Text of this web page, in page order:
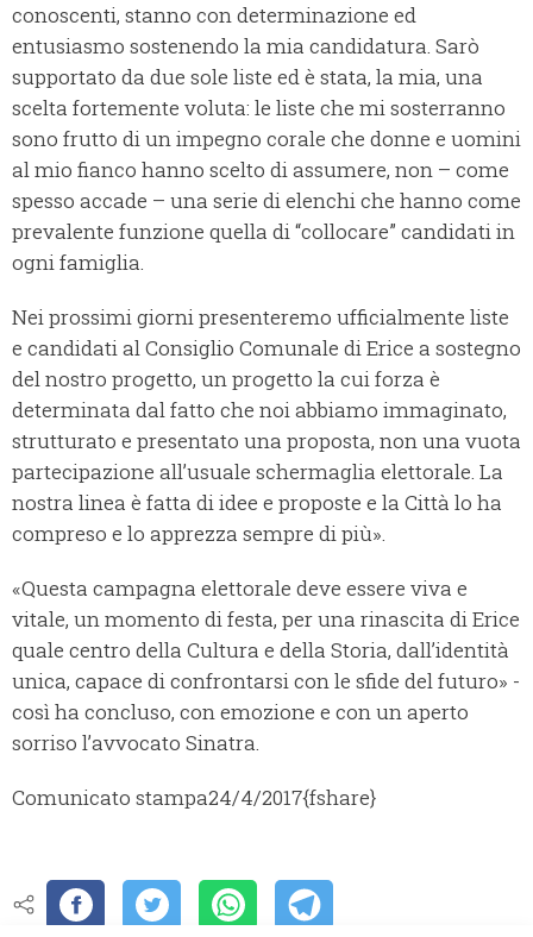
conoscenti, stanno con determinazione ed
entusiasmo sostenendo la mia candidatura. Sarò
supportato da due sole liste ed è stata, la mia, una
scelta fortemente voluta: le liste che mi sosterranno
sono frutto di un impegno corale che donne e uomini
al mio fianco hanno scelto di assumere, non – come
spesso accade – una serie di elenchi che hanno come
prevalente funzione quella di “collocare” candidati in
ogni famiglia.
Nei prossimi giorni presenteremo ufficialmente liste
e candidati al Consiglio Comunale di Erice a sostegno
del nostro progetto, un progetto la cui forza è
determinata dal fatto che noi abbiamo immaginato,
strutturato e presentato una proposta, non una vuota
partecipazione all’usuale schermaglia elettorale. La
nostra linea è fatta di idee e proposte e la Città lo ha
compreso e lo apprezza sempre di più».
«Questa campagna elettorale deve essere viva e
vitale, un momento di festa, per una rinascita di Erice
quale centro della Cultura e della Storia, dall’identità
unica, capace di confrontarsi con le sfide del futuro» -
così ha concluso, con emozione e con un aperto
sorriso l’avvocato Sinatra.
Comunicato stampa24/4/2017{fshare}